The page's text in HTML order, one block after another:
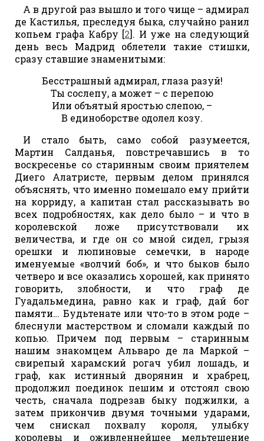
А в другой раз вышло и того чище – адмирал
де Кастилья, преследуя быка, случайно ранил
копьем графа Кабру [2]. И уже на следующий
день весь Мадрид облетели такие стишки,
сразу ставшие знаменитыми:
Бесстрашный адмирал, глаза разуй!
Ты сослепу, а может – с перепою
Или объятый яростью слепою, –
В единоборстве одолел козу.
И стало быть, само собой разумеется,
Мартин Салданья, повстречавшись в то
воскресенье со старинным своим приятелем
Диего Алатристе, первым делом принялся
объяснять, что именно помешало ему прийти
на корриду, а капитан стал рассказывать во
всех подробностях, как дело было – и что в
королевской ложе присутствовали их
величества, и где он со мной сидел, грызя
орешки и люпиновые семечки, в народе
именуемые «волчий боб», и что быков было
четверо и все оказались хорошей, как принято
говорить, злобности, и что граф де
Гуадальмедина, равно как и граф, дай бог
памяти… Будьтенате или что-то в этом роде –
блеснули мастерством и сломали каждый по
копью. Причем под первым – старинным
нашим знакомцем Альваро де ла Маркой –
свирепый харамский рогач убил лошадь, и
граф, как истинный дворянин и храбрец,
продолжил поединок пешим и отстоял свою
честь, сначала подрезав быку поджилки, а
затем прикончив двумя точными ударами,
чем снискал похвалу короля, улыбку
королевы и оживленнейшее мельтешение